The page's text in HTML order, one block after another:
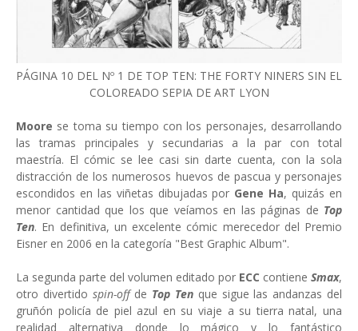
PÁGINA 10 DEL Nº 1 DE TOP TEN: THE FORTY NINERS SIN EL
COLOREADO SEPIA DE ART LYON
Moore se toma su tiempo con los personajes, desarrollando
las tramas principales y secundarias a la par con total
maestría. El cómic se lee casi sin darte cuenta, con la sola
distracción de los numerosos huevos de pascua y personajes
escondidos en las viñetas dibujadas por Gene Ha, quizás en
menor cantidad que los que veíamos en las páginas de Top
Ten. En definitiva, un excelente cómic merecedor del Premio
Eisner en 2006 en la categoría "Best Graphic Album".
La segunda parte del volumen editado por ECC contiene Smax,
otro divertido spin-offde Top Ten que sigue las andanzas del
gruñón policía de piel azul en su viaje a su tierra natal, una
realidad alternativa donde lo mágico y lo fantástico